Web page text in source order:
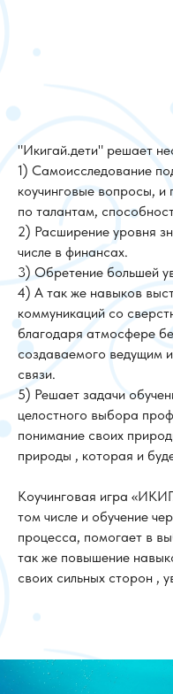
"Икигай.дети" решает
1) Самоисследование
коучинговые вопросы, и
по талантам,
2) Расширение уровня
числе в финансах.
3) Обретение большей
4) А так же навыков
коммуникаций со
благодаря атмосфере
создаваемого ведущим
связи.
5) Решает задачи
целостного выбора
понимание своих
природы , которая и
Коучинговая игра
том числе и обучение
процесса, помогает в
так же повышение
своих сильных сторон ,